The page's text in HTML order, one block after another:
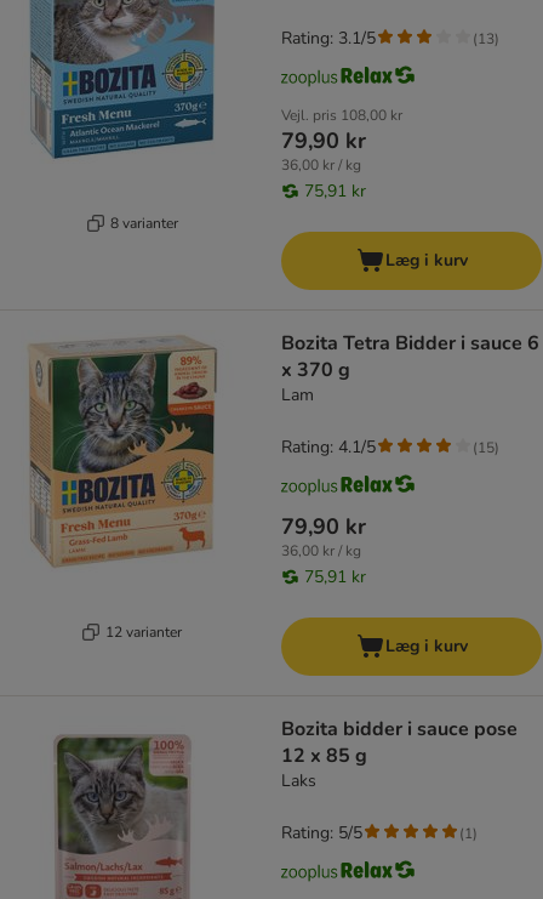
8 varianter
Vejl. pris 108,00 kr
79,90 kr
36,00 kr / kg
75,91 kr
Rating: 3.1/5 (13)
Læg i kurv
12 varianter
Bozita Tetra Bidder i sauce 6
x 370 g
Lam
79,90 kr
36,00 kr / kg
75,91 kr
Rating: 4.1/5 (15)
Læg i kurv
Bozita bidder i sauce pose
12 x 85 g
Laks
Rating: 5/5 (1)